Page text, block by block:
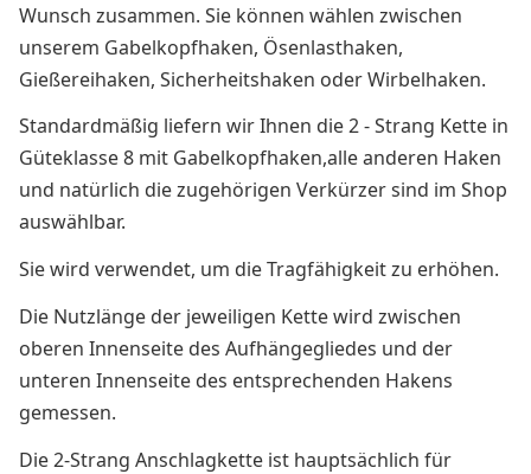
Wunsch zusammen. Sie können wählen zwischen
unserem Gabelkopfhaken, Ösenlasthaken,
Gießereihaken, Sicherheitshaken oder Wirbelhaken.
Standardmäßig liefern wir Ihnen die 2 - Strang Kette in
Güteklasse 8 mit Gabelkopfhaken,alle anderen Haken
und natürlich die zugehörigen Verkürzer sind im Shop
auswählbar.
Sie wird verwendet, um die Tragfähigkeit zu erhöhen.
Die Nutzlänge der jeweiligen Kette wird zwischen
oberen Innenseite des Aufhängegliedes und der
unteren Innenseite des entsprechenden Hakens
gemessen.
Die 2-Strang Anschlagkette ist hauptsächlich für